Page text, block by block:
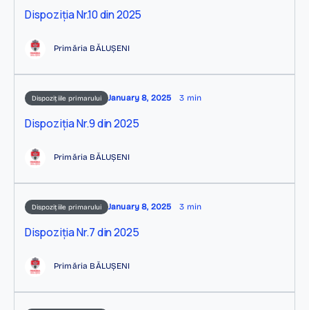
Dispoziția Nr.10 din 2025
Primăria BĂLUȘENI
Dispozițiile primarului January 8, 2025 3 min
Dispoziția Nr.9 din 2025
Primăria BĂLUȘENI
Dispozițiile primarului January 8, 2025 3 min
Dispoziția Nr.7 din 2025
Primăria BĂLUȘENI